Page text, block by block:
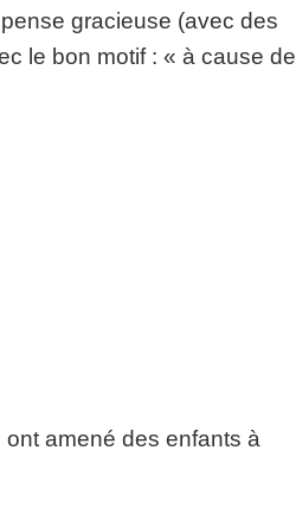
gracieuse (avec des
le bon motif : « à cause de
amené des enfants à